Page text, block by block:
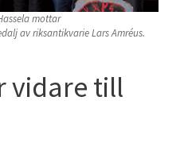
mottar
av riksantikvarie Lars Amréus.
vidare till